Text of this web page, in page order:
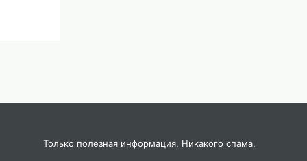
Только полезная информация. Никакого спама.